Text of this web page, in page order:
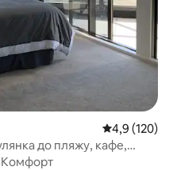
Середня
4,9 (120)
до пляжу, кафе,
Комфорт